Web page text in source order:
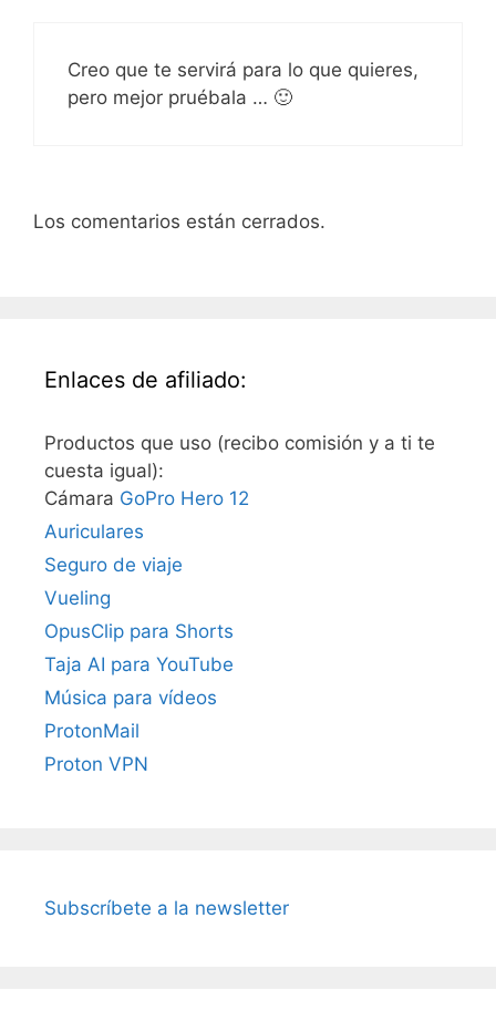
Creo que te servirá para lo que quieres,
pero mejor pruébala … 🙂
Los comentarios están cerrados.
Enlaces de afiliado:
Productos que uso (recibo comisión y a ti te
cuesta igual):
Cámara GoPro Hero 12
Auriculares
Seguro de viaje
Vueling
OpusClip para Shorts
Taja AI para YouTube
Música para vídeos
ProtonMail
Proton VPN
Subscríbete a la newsletter